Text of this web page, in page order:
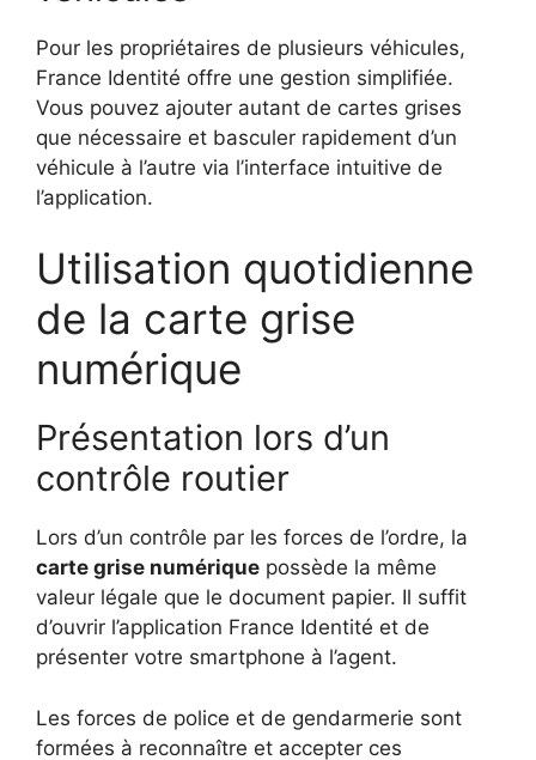
Pour les propriétaires de plusieurs véhicules,
France Identité offre une gestion simplifiée.
Vous pouvez ajouter autant de cartes grises
que nécessaire et basculer rapidement d’un
véhicule à l’autre via l’interface intuitive de
l’application.
Utilisation quotidienne
de la carte grise
numérique
Présentation lors d’un
contrôle routier
Lors d’un contrôle par les forces de l’ordre, la
carte grise numérique possède la même
valeur légale que le document papier. Il suffit
d’ouvrir l’application France Identité et de
présenter votre smartphone à l’agent.
Les forces de police et de gendarmerie sont
formées à reconnaître et accepter ces